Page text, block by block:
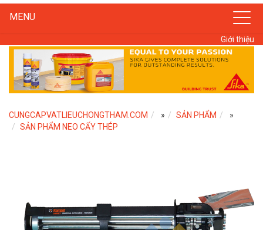
MENU
Giới thiệu
CUNGCAPVATLIEUCHONGTHAM.COM » SẢN PHẨM
»
SẢN PHẨM NEO CẤY THÉP